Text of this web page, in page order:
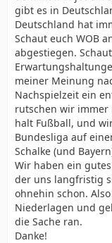
gibt es in
Deutschland hat
Schaut euch WOB
abgestiegen.
meiner Meinung
Nachspielzeit ein
rutschen wir immer
halt Fußball, und
Bundesliga auf
Schalke (und
Wir haben ein
der uns langfristig
ohnehin schon.
Niederlagen und
die Sache ran.
Danke!